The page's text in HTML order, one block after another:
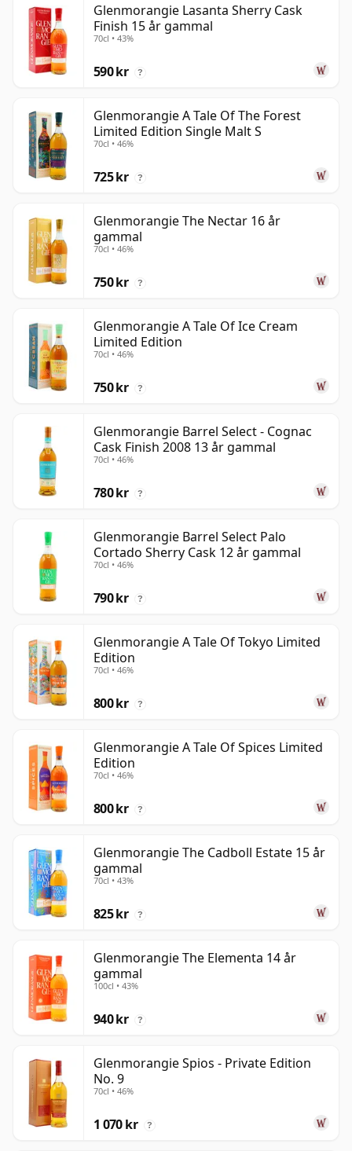
Glenmorangie Lasanta Sherry Cask
Finish 15 år gammal
70cl • 43%
590 kr ?
Glenmorangie A Tale Of The Forest
Limited Edition Single Malt S
70cl • 46%
725 kr ?
Glenmorangie The Nectar 16 år
gammal
70cl • 46%
750 kr ?
Glenmorangie A Tale Of Ice Cream
Limited Edition
70cl • 46%
750 kr ?
Glenmorangie Barrel Select - Cognac
Cask Finish 2008 13 år gammal
70cl • 46%
780 kr ?
Glenmorangie Barrel Select Palo
Cortado Sherry Cask 12 år gammal
70cl • 46%
790 kr ?
Glenmorangie A Tale Of Tokyo Limited
Edition
70cl • 46%
800 kr ?
Glenmorangie A Tale Of Spices Limited
Edition
70cl • 46%
800 kr ?
Glenmorangie The Cadboll Estate 15 år
gammal
70cl • 43%
825 kr ?
Glenmorangie The Elementa 14 år
gammal
100cl • 43%
940 kr ?
Glenmorangie Spios - Private Edition
No. 9
70cl • 46%
1 070 kr ?